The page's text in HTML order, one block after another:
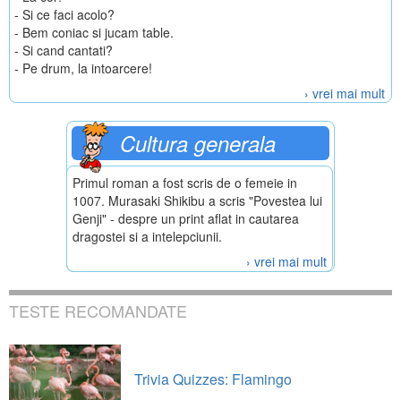
- Si ce faci acolo?
- Bem coniac si jucam table.
- Si cand cantati?
- Pe drum, la intoarcere!
› vrei mai mult
Cultura generala
Primul roman a fost scris de o femeie in
1007. Murasaki Shikibu a scris "Povestea lui
Genji" - despre un print aflat in cautarea
dragostei si a intelepciunii.
› vrei mai mult
TESTE RECOMANDATE
Trivia Quizzes: Flamingo